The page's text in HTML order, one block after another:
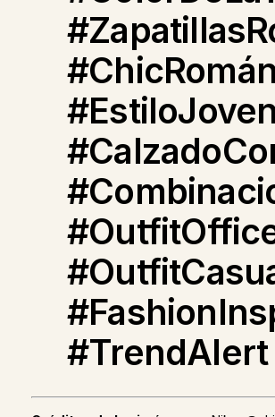
#EstiloJoven
#TrendAlert